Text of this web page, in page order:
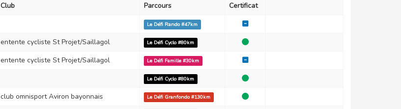
Club Parcours
Certificat
Le Défi Rando #47km
entente cycliste St Projet/Saillagol Le Défi Cyclo #80km
entente cycliste St Projet/Saillagol Le Défi Famille #30km
Le Défi Cyclo #80km
club omnisport Aviron bayonnais Le Défi Granfondo #130km